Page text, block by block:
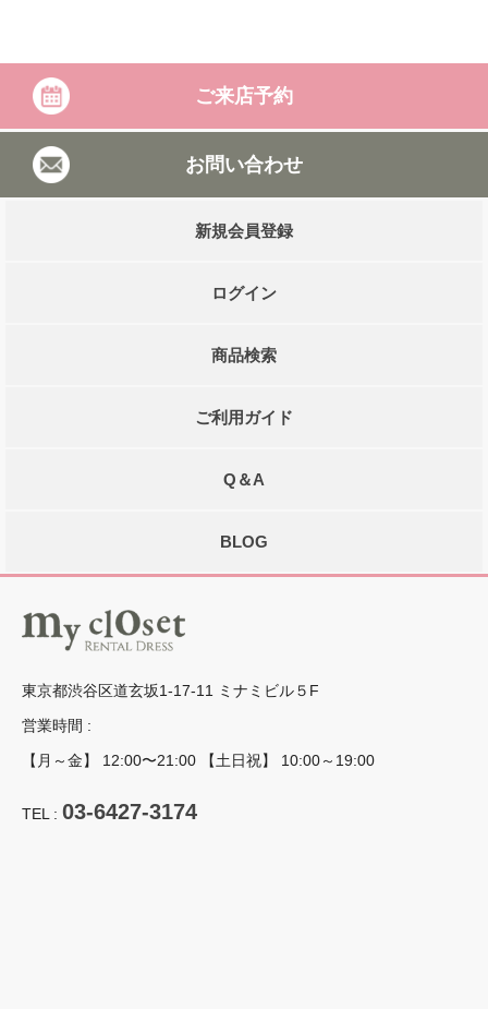
ご来店予約
お問い合わせ
新規会員登録
ログイン
商品検索
ご利用ガイド
Q＆A
BLOG
東京都渋谷区道玄坂1-17-11 ミナミビル５F
営業時間 :
【月～金】 12:00〜21:00 【土日祝】 10:00～19:00
TEL : 03-6427-3174